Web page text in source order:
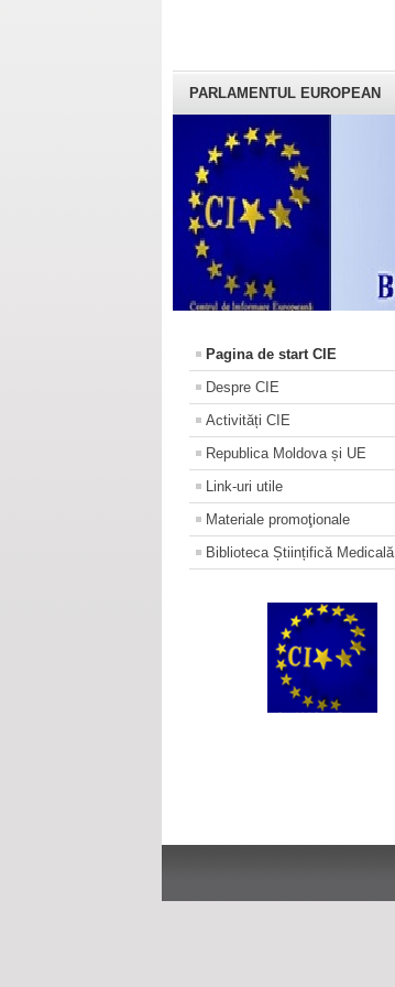
PARLAMENTUL EUROPEAN
Pagina de start CIE
Despre CIE
Activități CIE
Republica Moldova și UE
Link-uri utile
Materiale promoţionale
Biblioteca Științifică Medicală